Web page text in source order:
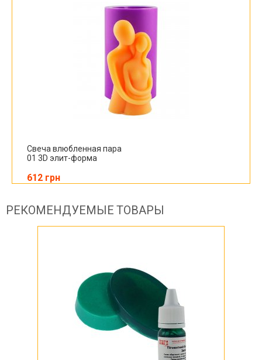
Свеча влюбленная пара
01 3D элит-форма
612 грн
РЕКОМЕНДУЕМЫЕ ТОВАРЫ